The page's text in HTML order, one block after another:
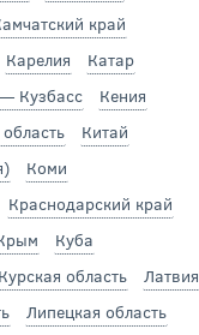
край
Карелия
Катар
Кузбасс
Кения
Китай
Коми
Краснодарский край
Куба
Курская область
Латвия
Липецкая область